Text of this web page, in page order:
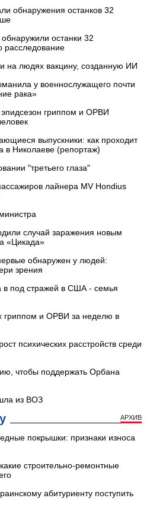
обнаружения останков 32
останки 32
расследование
на людях вакцину, созданную ИИ
у военнослужащего почти
рака»
эпидсезон гриппом и ОРВИ
выпускники: как проходит
в Николаеве (репортаж)
"третьего глаза"
лайнера MV Hondius
случай заражения новым
«Цикада»
обнаружен у людей:
зрения
в под стражей в США - семья
гриппом и ОРВИ за неделю в
психических расстройств среди
чтобы поддержать Орбана
из ВОЗ
АРХИВ
покрышки: признаки износа
строительно-ремонтные
абитуриенту поступить